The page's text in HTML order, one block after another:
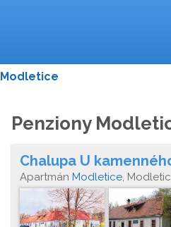
Modletice
Penziony
Chalupa U
Apartmán Modletice,